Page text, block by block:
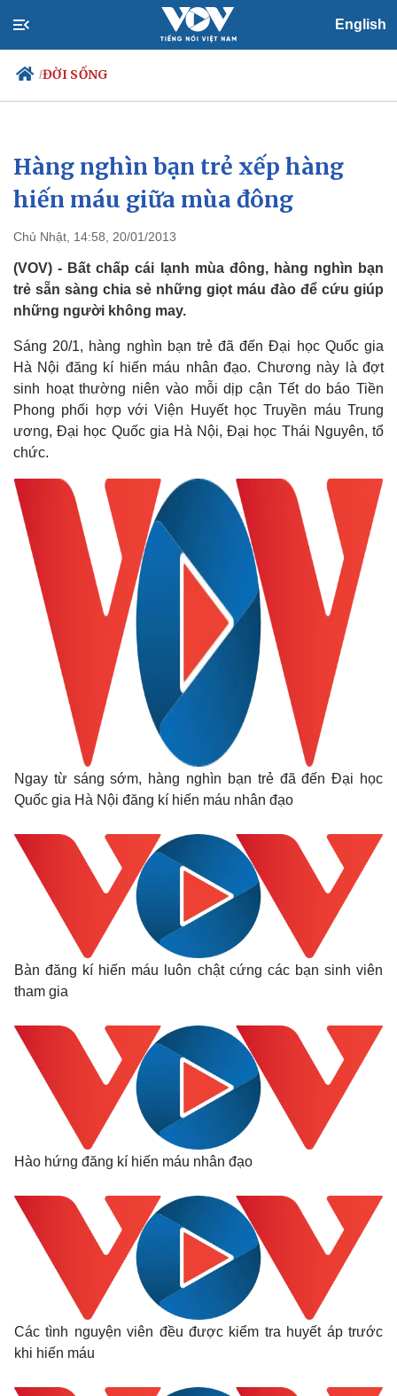
English
/ĐỜI SỐNG
Chính trị
Đảng
Tổ chức nhân sự
Nhận diện sự thật
Xã hội
Tin 24h
Dự báo thời tiết
Việc làm
Biển đảo
Thế giới
Cuộc sống đó đây
Ảnh
Hàng nghìn bạn trẻ xếp hàng
hiến máu giữa mùa đông
Chủ Nhật, 14:58, 20/01/2013
(VOV) - Bất chấp cái lạnh mùa đông, hàng nghìn bạn
trẻ sẵn sàng chia sẻ những giọt máu đào để cứu giúp
những người không may.
Sáng 20/1, hàng nghìn bạn trẻ đã đến Đại học Quốc gia
Hà Nội đăng kí hiến máu nhân đạo. Chương này là đợt
sinh hoạt thường niên vào mỗi dịp cận Tết do báo Tiền
Phong phối hợp với Viện Huyết học Truyền máu Trung
ương, Đại học Quốc gia Hà Nội, Đại học Thái Nguyên, tổ
chức.
Ngay từ sáng sớm, hàng nghìn bạn trẻ đã đến Đại học
Quốc gia Hà Nội đăng kí hiến máu nhân đạo
Bàn đăng kí hiến máu luôn chật cứng các bạn sinh viên
tham gia
Hào hứng đăng kí hiến máu nhân đạo
Các tình nguyện viên đều được kiểm tra huyết áp trước
khi hiến máu